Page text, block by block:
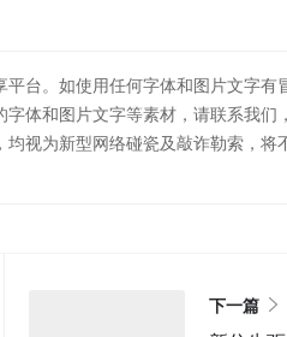
台。如使用任何字体和图片文字有
体和图片文字等素材，请联系我们
视为新型网络碰瓷及敲诈勒索，将
下一篇